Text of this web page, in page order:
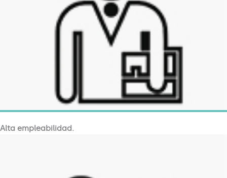
Alta empleabilidad.